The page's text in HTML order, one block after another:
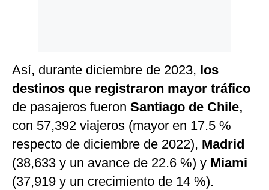
Así, durante diciembre de 2023, los
destinos que registraron mayor tráfico
de pasajeros fueron Santiago de Chile,
con 57,392 viajeros (mayor en 17.5 %
respecto de diciembre de 2022), Madrid
(38,633 y un avance de 22.6 %) y Miami
(37,919 y un crecimiento de 14 %).